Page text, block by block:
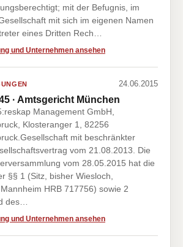
mit der Befugnis, im
mit sich im eigenen Namen
eines Dritten Rech…
und Unternehmen ansehen
24.06.2015
· Amtsgericht München
Management GmbH,
Klosteranger 1, 82256
mit beschränkter
vom 21.08.2013. Die
vom 28.05.2015 hat die
§§ 1 (Sitz, bisher Wiesloch,
HRB 717756) sowie 2
des…
und Unternehmen ansehen